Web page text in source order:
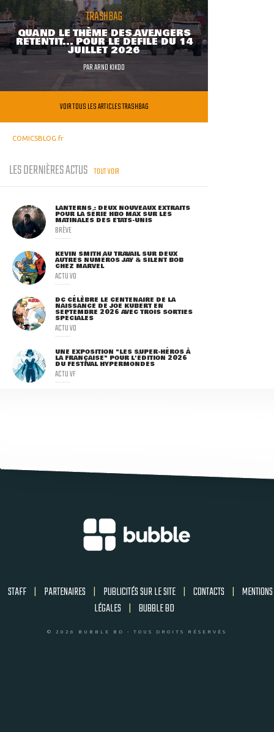
TRASHBAG
QUAND LE THÈME DES AVENGERS
RETENTIT... POUR LE DÉFILÉ DU 14
JUILLET 2026
PARARNO KIKOO
VOIR TOUS LES ARTICLES TRASHBAG
COMICSBLOG.fr
LES DERNIÈRES ACTUS TOUT VOIR
LANTERNS : DEUX NOUVEAUX EXTRAITS
POUR LA SÉRIE HBO MAX SUR LES
MATINALES DES ETATS-UNIS
BRÈVE
KEVIN SMITH AU TRAVAIL SUR DEUX
AUTRES NUMÉROS JAY & SILENT BOB
CHEZ MARVEL
ACTU VO
DC CÉLÈBRE LE CENTENAIRE DE LA
NAISSANCE DE JOE KUBERT EN
SEPTEMBRE 2026 AVEC TROIS SORTIES
SPÉCIALES
ACTU VO
UNE EXPOSITION "LES SUPER-HÉROS À
LA FRANÇAISE" POUR L'ÉDITION 2026
DU FESTIVAL HYPERMONDES
ACTU VF
STAFF | PARTENAIRES | PUBLICITÉS SUR LE SITE | CONTACTS | MENTIONS
LÉGALES | BUBBLE BD
© 2026 BUBBLE BD - TOUS DROITS RÉSERVÉS